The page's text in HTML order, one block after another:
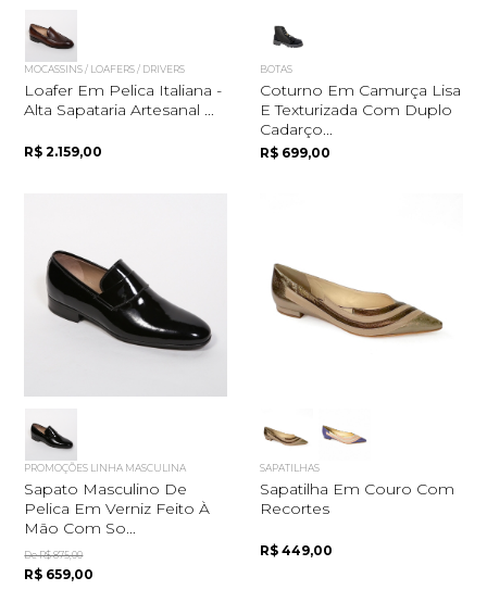
MOCASSINS / LOAFERS / DRIVERS
Loafer Em Pelica Italiana -
Alta Sapataria Artesanal ...
R$ 2.159,00
BOTAS
Coturno Em Camurça Lisa
E Texturizada Com Duplo
Cadarço...
R$ 699,00
PROMOÇÕES LINHA MASCULINA
Sapato Masculino De
Pelica Em Verniz Feito À
Mão Com So...
De R$ 875,00
R$ 659,00
SAPATILHAS
Sapatilha Em Couro Com
Recortes
R$ 449,00